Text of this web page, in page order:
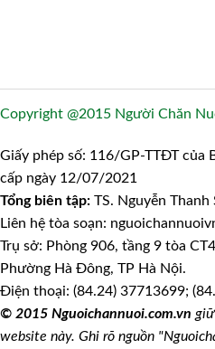
Copyright @2015 Người Chăn
Giấy phép số: 116/GP-TTĐT của
cấp ngày 12/07/2021
Tổng biên tập: TS. Nguyễn Thanh
Liên hệ tòa soạn:
Trụ sở: Phòng 906, tầng 9 tòa
Phường Hà Đông, TP Hà Nội.
Điện thoại: (84.24) 37713699;
© 2015 Nguoichannuoi.com.vn
website này. Ghi rõ nguồn